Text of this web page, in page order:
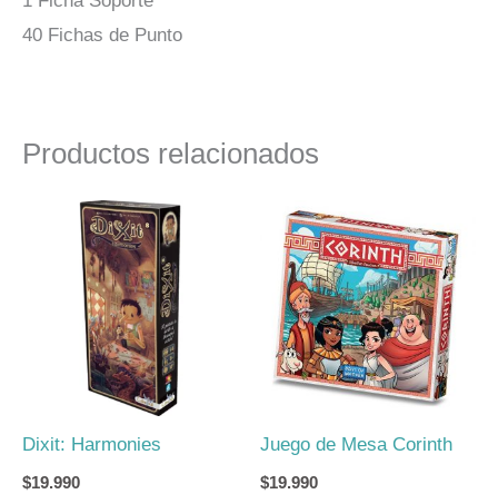
40 Fichas de Punto
Productos relacionados
Dixit: Harmonies
$19.990
Juego de Mesa Corinth
$19.990